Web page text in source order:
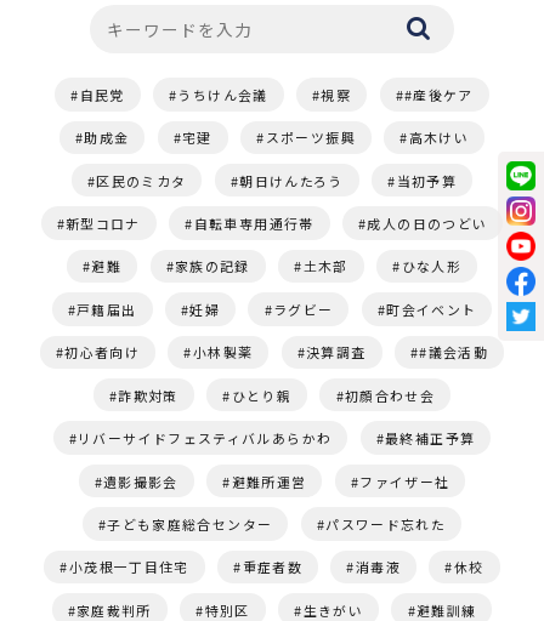
自民党 うちけん会議 視察 #産後ケア
助成金 宅建 スポーツ振興 高木けい
区民のミカタ 朝日けんたろう 当初予算
新型コロナ 自転車専用通行帯 成人の日のつどい
避難 家族の記録 土木部 ひな人形
戸籍届出 妊婦 ラグビー 町会イベント
初心者向け 小林製薬 決算調査 #議会活動
詐欺対策 ひとり親 初顔合わせ会
リバーサイドフェスティバルあらかわ 最終補正予算
遺影撮影会 避難所運営 ファイザー社
子ども家庭総合センター パスワード忘れた
小茂根一丁目住宅 重症者数 消毒液 休校
家庭裁判所 特別区 生きがい 避難訓練